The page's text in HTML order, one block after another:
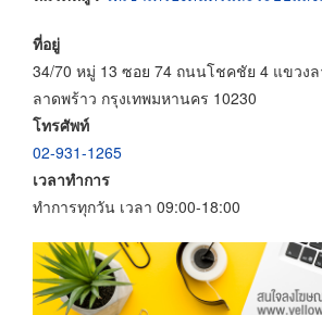
ที่อยู่
34/70 หมู่ 13 ซอย 74 ถนนโชคชัย 4 แขวง
ลาดพร้าว กรุงเทพมหานคร 10230
โทรศัพท์
02-931-1265
เวลาทำการ
ทำการทุกวัน เวลา 09:00-18:00